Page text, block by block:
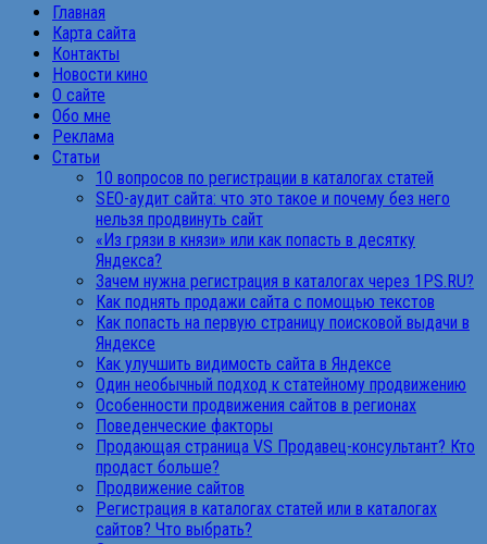
Главная
Карта сайта
Контакты
Новости кино
О сайте
Обо мне
Реклама
Статьи
10 вопросов по регистрации в каталогах статей
SEO-аудит сайта: что это такое и почему без него
нельзя продвинуть сайт
«Из грязи в князи» или как попасть в десятку
Яндекса?
Зачем нужна регистрация в каталогах через 1PS.RU?
Как поднять продажи сайта с помощью текстов
Как попасть на первую страницу поисковой выдачи в
Яндексе
Как улучшить видимость сайта в Яндексе
Один необычный подход к статейному продвижению
Особенности продвижения сайтов в регионах
Поведенческие факторы
Продающая страница VS Продавец-консультант? Кто
продаст больше?
Продвижение сайтов
Регистрация в каталогах статей или в каталогах
сайтов? Что выбрать?